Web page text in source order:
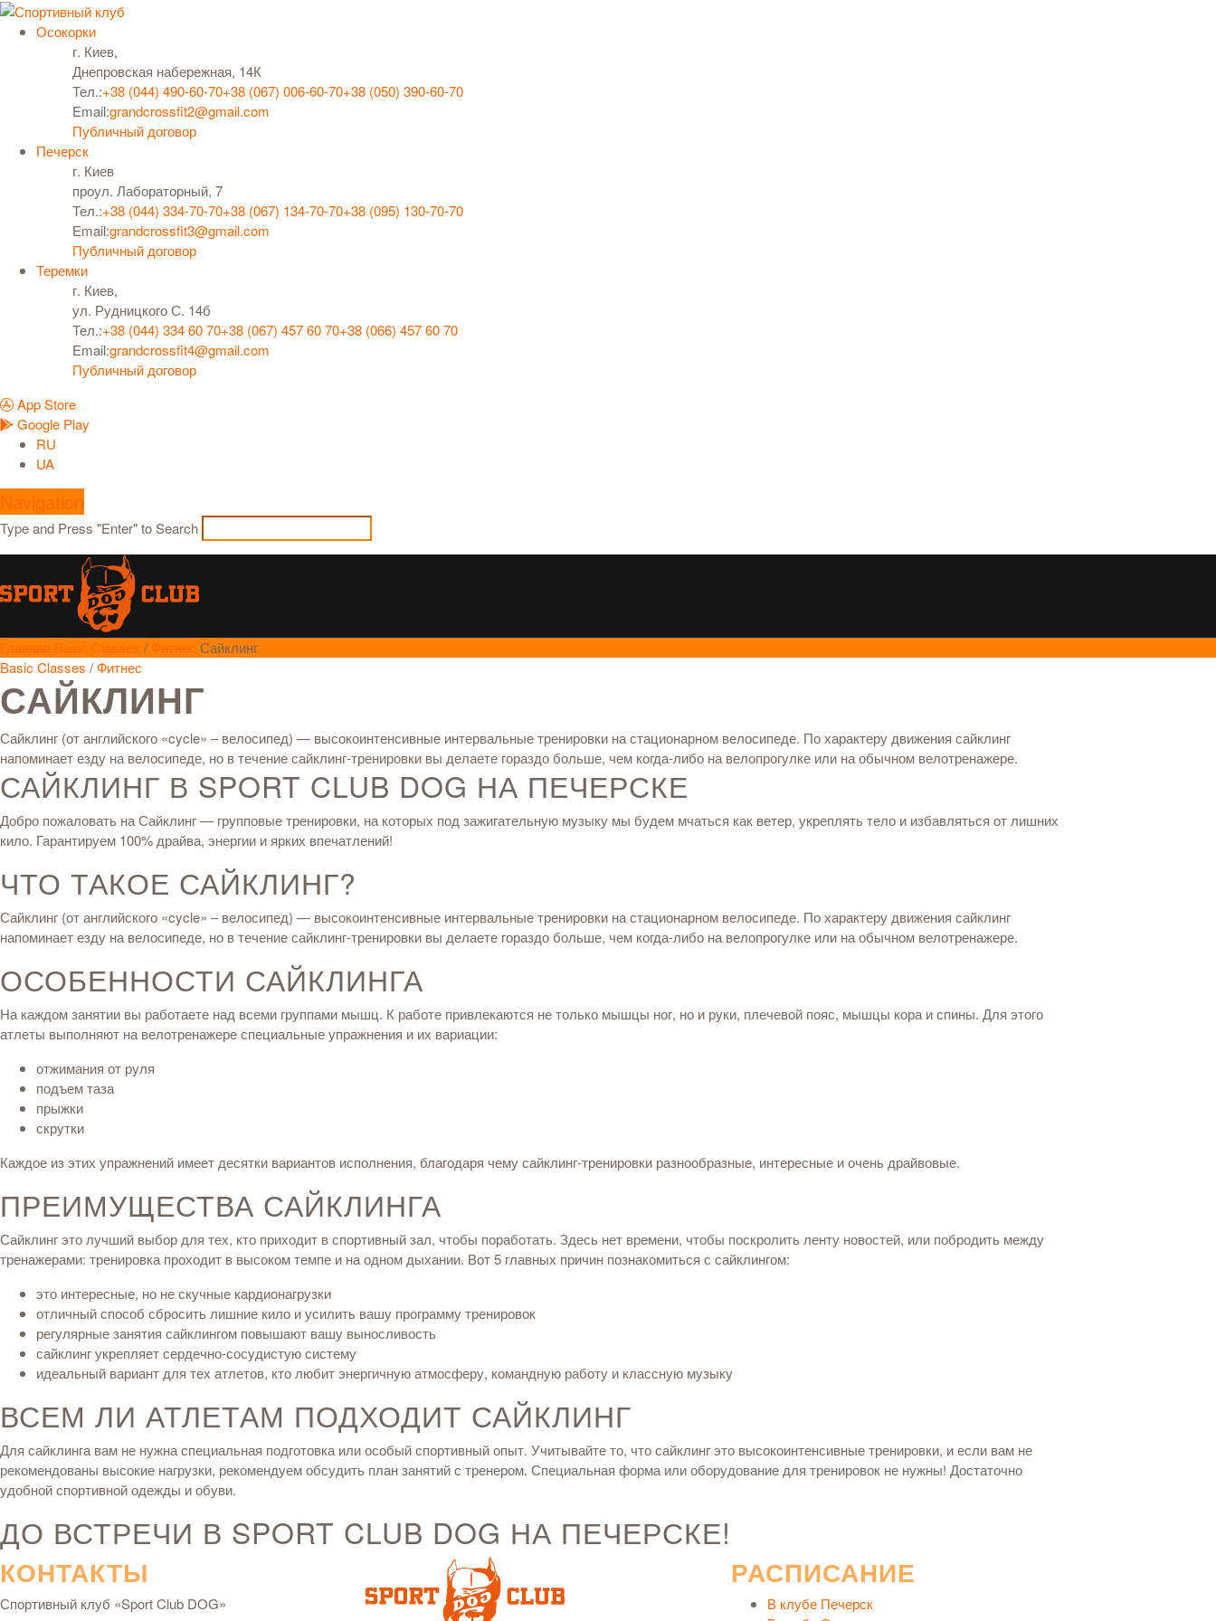
Осокорки
г. Киев,
Днепровская набережная, 14К
Тел.:+38 (044) 490-60-70+38 (067) 006-60-70+38 (050) 390-60-70
Email:grandcrossfit2@gmail.com
Публичный договор
Печерск
г. Киев
проул. Лабораторный, 7
Тел.:+38 (044) 334-70-70+38 (067) 134-70-70+38 (095) 130-70-70
Email:grandcrossfit3@gmail.com
Публичный договор
Теремки
г. Киев,
ул. Рудницкого С. 14б
Тел.:+38 (044) 334 60 70+38 (067) 457 60 70+38 (066) 457 60 70
Email:grandcrossfit4@gmail.com
Публичный договор
App Store
Google Play
RU
UA
Navigation
Type and Press "Enter" to Search
Главная Basic Classes / Фитнес Сайклинг
Basic Classes /Фитнес
САЙКЛИНГ
Сайклинг (от английского «cycle» – велосипед) — высокоинтенсивные интервальные тренировки на стационарном велосипеде. По характеру движения сайклинг
напоминает езду на велосипеде, но в течение сайклинг-тренировки вы делаете гораздо больше, чем когда-либо на велопрогулке или на обычном велотренажере.
САЙКЛИНГ В SPORT CLUB DOG НА ПЕЧЕРСКЕ
Добро пожаловать на Сайклинг — групповые тренировки, на которых под зажигательную музыку мы будем мчаться как ветер, укреплять тело и избавляться от лишних
кило. Гарантируем 100% драйва, энергии и ярких впечатлений!
ЧТО ТАКОЕ САЙКЛИНГ?
Сайклинг (от английского «cycle» – велосипед) — высокоинтенсивные интервальные тренировки на стационарном велосипеде. По характеру движения сайклинг
напоминает езду на велосипеде, но в течение сайклинг-тренировки вы делаете гораздо больше, чем когда-либо на велопрогулке или на обычном велотренажере.
ОСОБЕННОСТИ САЙКЛИНГА
На каждом занятии вы работаете над всеми группами мышц. К работе привлекаются не только мышцы ног, но и руки, плечевой пояс, мышцы кора и спины. Для этого
атлеты выполняют на велотренажере специальные упражнения и их вариации:
отжимания от руля
подъем таза
прыжки
скрутки
Каждое из этих упражнений имеет десятки вариантов исполнения, благодаря чему сайклинг-тренировки разнообразные, интересные и очень драйвовые.
ПРЕИМУЩЕСТВА САЙКЛИНГА
Сайклинг это лучший выбор для тех, кто приходит в спортивный зал, чтобы поработать. Здесь нет времени, чтобы поскролить ленту новостей, или побродить между
тренажерами: тренировка проходит в высоком темпе и на одном дыхании. Вот 5 главных причин познакомиться с сайклингом:
это интересные, но не скучные кардионагрузки
отличный способ сбросить лишние кило и усилить вашу программу тренировок
регулярные занятия сайклингом повышают вашу выносливость
сайклинг укрепляет сердечно-сосудистую систему
идеальный вариант для тех атлетов, кто любит энергичную атмосферу, командную работу и классную музыку
ВСЕМ ЛИ АТЛЕТАМ ПОДХОДИТ САЙКЛИНГ
Для сайклинга вам не нужна специальная подготовка или особый спортивный опыт. Учитывайте то, что сайклинг это высокоинтенсивные тренировки, и если вам не
рекомендованы высокие нагрузки, рекомендуем обсудить план занятий с тренером. Специальная форма или оборудование для тренировок не нужны! Достаточно
удобной спортивной одежды и обуви.
ДО ВСТРЕЧИ В SPORT CLUB DOG НА ПЕЧЕРСКЕ!
КОНТАКТЫ
Спортивный клуб «Sport Club DOG»
РАСПИСАНИЕ
В клубе Печерск